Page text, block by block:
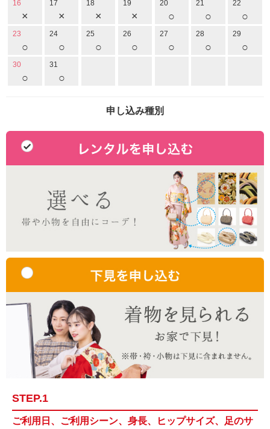
16
×
17
×
18
×
19
×
20
○
21
○
22
○
23
○
24
○
25
○
26
○
27
○
28
○
29
○
30
○
31
○
申し込み種別
STEP.1
ご利用日、ご利用シーン、身長、ヒップサイズ、足のサ